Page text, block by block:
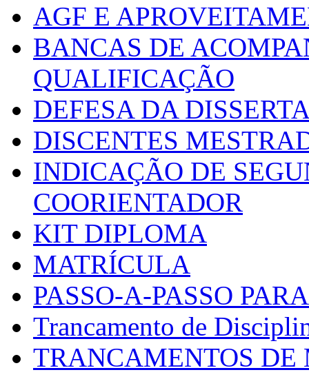
AGF E
BANCAS DE
QUALIFICAÇÃO
DEFESA DA
DISCENTES
INDICAÇÃO DE
COORIENTADOR
KIT DIPLOMA
MATRÍCULA
PASSO-A-PASSO
Trancamento de
TRANCAMENTOS